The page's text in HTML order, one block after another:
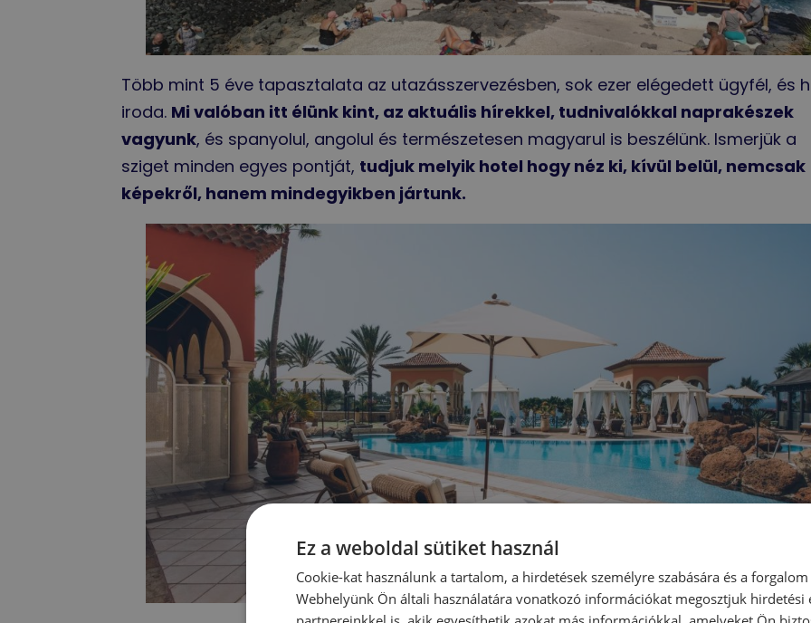
Több mint 5 éve tapasztalata az utazásszervezésben, sok ezer elégedett ügyfél, és
iroda. Mi valóban itt élünk kint, az aktuális hírekkel, tudnivalókkal naprakészek
vagyunk, és spanyolul, angolul és természetesen magyarul is beszélünk. Ismerjük a
sziget minden egyes pontját, tudjuk melyik hotel hogy néz ki, kívül belül, nemcsak
képekről, hanem mindegyikben jártunk.
Ez a weboldal sütiket használ
Cookie-kat használunk a tartalom, a hirdetések személyre szabására és a
Webhelyünk Ön általi használatára vonatkozó információkat megosztjuk hirdetési